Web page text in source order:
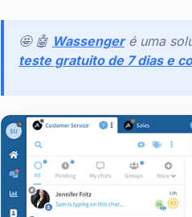
🤩 🤖 Wassenger é uma
teste gratuito de 7 dias e